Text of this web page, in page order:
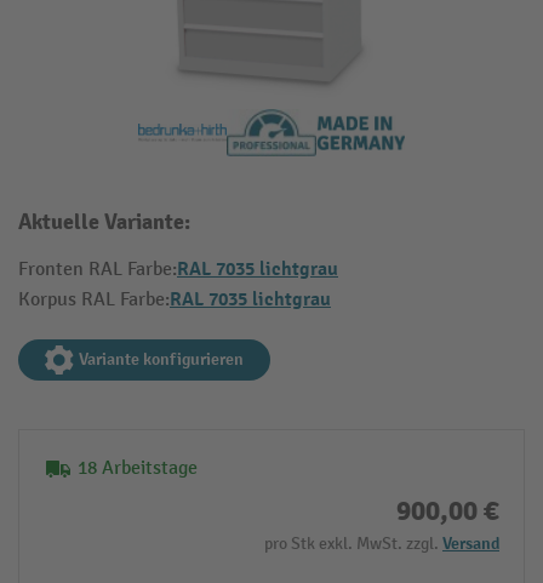
Aktuelle Variante:
Fronten RAL Farbe:RAL 7035 lichtgrau
Korpus RAL Farbe:RAL 7035 lichtgrau
Variante konfigurieren
18 Arbeitstage
900,00 €
pro Stk exkl. MwSt. zzgl. Versand